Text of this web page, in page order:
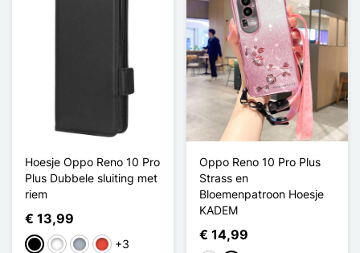
Hoesje Oppo Reno 10 Pro
Plus Dubbele sluiting met
riem
€ 13,99
ZwartWit GrijsRood+3
Oppo Reno 10 Pro Plus
Strass en
Bloemenpatroon Hoesje
KADEM
€ 14,99